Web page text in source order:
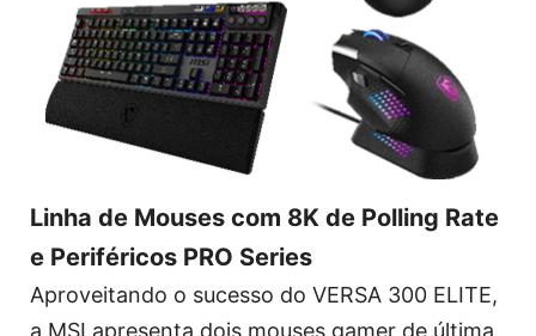
Linha de Mouses com 8K de Polling Rate
e Periféricos PRO Series
Aproveitando o sucesso do VERSA 300 ELITE,
a MSI apresenta dois mouses gamer de última